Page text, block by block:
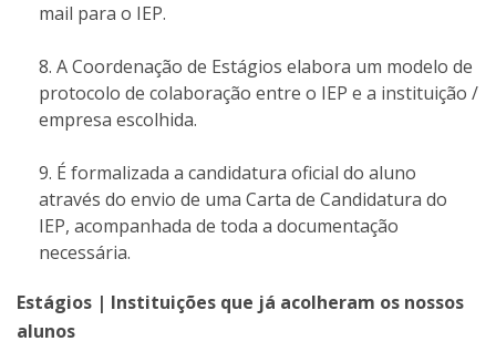
mail para o IEP.
A Coordenação de Estágios elabora um modelo de
protocolo de colaboração entre o IEP e a instituição /
empresa escolhida.
É formalizada a candidatura oficial do aluno
através do envio de uma Carta de Candidatura do
IEP, acompanhada de toda a documentação
necessária.
Estágios | Instituições que já acolheram os nossos
alunos